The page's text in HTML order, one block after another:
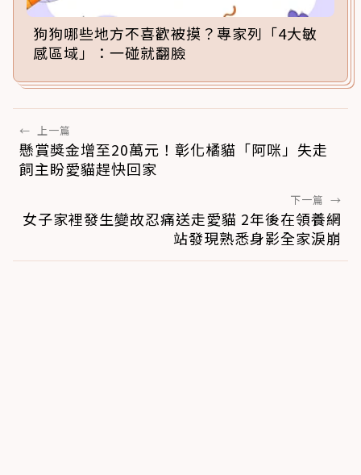
狗狗哪些地方不喜歡被摸？專家列「4大敏
感區域」：一碰就翻臉
← 上一篇
懸賞獎金增至20萬元！彰化橘貓「阿咪」失走
飼主盼愛貓趕快回家
下一篇 →
女子家裡發生變故忍痛送走愛貓 2年後在領養網
站發現熟悉身影全家淚崩